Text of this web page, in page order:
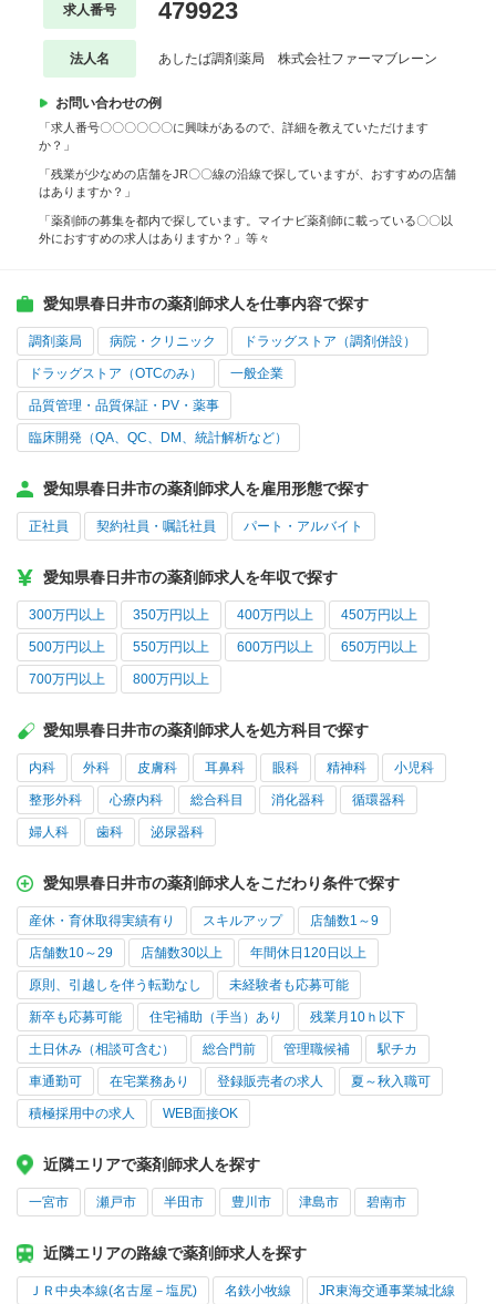
求人番号 479923
法人名 あしたば調剤薬局 株式会社ファーマブレーン
お問い合わせの例
「求人番号〇〇〇〇〇〇に興味があるので、詳細を教えていただけます
か？」
「残業が少なめの店舗をJR〇〇線の沿線で探していますが、おすすめの店舗
はありますか？」
「薬剤師の募集を都内で探しています。マイナビ薬剤師に載っている〇〇以
外におすすめの求人はありますか？」等々
愛知県春日井市の薬剤師求人を仕事内容で探す
調剤薬局 病院・クリニック ドラッグストア（調剤併設）
ドラッグストア（OTCのみ） 一般企業
品質管理・品質保証・PV・薬事
臨床開発（QA、QC、DM、統計解析など）
愛知県春日井市の薬剤師求人を雇用形態で探す
正社員 契約社員・嘱託社員 パート・アルバイト
愛知県春日井市の薬剤師求人を年収で探す
300万円以上 350万円以上 400万円以上 450万円以上
500万円以上 550万円以上 600万円以上 650万円以上
700万円以上 800万円以上
愛知県春日井市の薬剤師求人を処方科目で探す
内科 外科 皮膚科 耳鼻科 眼科 精神科 小児科
整形外科 心療内科 総合科目 消化器科 循環器科
婦人科 歯科 泌尿器科
愛知県春日井市の薬剤師求人をこだわり条件で探す
産休・育休取得実績有り スキルアップ 店舗数1～9
店舗数10～29 店舗数30以上 年間休日120日以上
原則、引越しを伴う転勤なし 未経験者も応募可能
新卒も応募可能 住宅補助（手当）あり 残業月10ｈ以下
土日休み（相談可含む） 総合門前 管理職候補 駅チカ
車通勤可 在宅業務あり 登録販売者の求人 夏～秋入職可
積極採用中の求人 WEB面接OK
近隣エリアで薬剤師求人を探す
一宮市 瀬戸市 半田市 豊川市 津島市 碧南市
近隣エリアの路線で薬剤師求人を探す
ＪＲ中央本線(名古屋－塩尻) 名鉄小牧線 JR東海交通事業城北線